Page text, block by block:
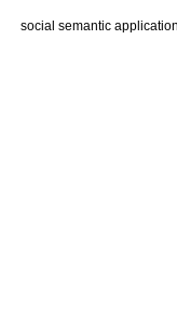
social semantic